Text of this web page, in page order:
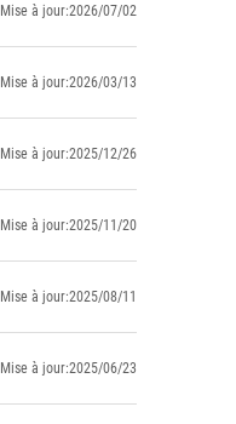
Mise à jour:2026/07/02
Mise à jour:2026/03/13
Mise à jour:2025/12/26
Mise à jour:2025/11/20
Mise à jour:2025/08/11
Mise à jour:2025/06/23